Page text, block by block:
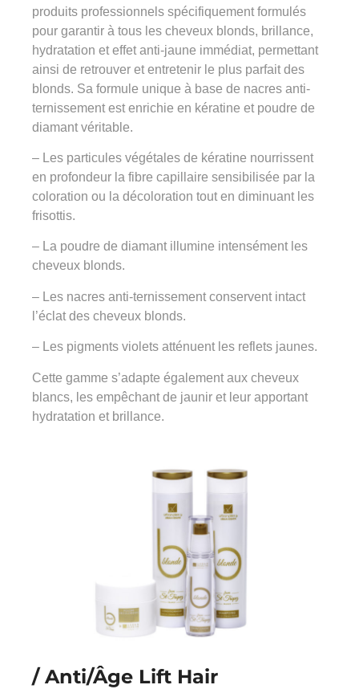
produits professionnels spécifiquement formulés
pour garantir à tous les cheveux blonds, brillance,
hydratation et effet anti-jaune immédiat, permettant
ainsi de retrouver et entretenir le plus parfait des
blonds. Sa formule unique à base de nacres anti-
ternissement est enrichie en kératine et poudre de
diamant véritable.
– Les particules végétales de kératine nourrissent
en profondeur la fibre capillaire sensibilisée par la
coloration ou la décoloration tout en diminuant les
frisottis.
– La poudre de diamant illumine intensément les
cheveux blonds.
– Les nacres anti-ternissement conservent intact
l’éclat des cheveux blonds.
– Les pigments violets atténuent les reflets jaunes.
Cette gamme s’adapte également aux cheveux
blancs, les empêchant de jaunir et leur apportant
hydratation et brillance.
/ Anti/Âge Lift Hair